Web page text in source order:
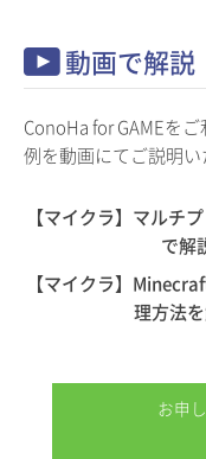
動画で解説
ConoHa for GAMEを
例を動画にてご説明い
【マイクラ】マルチ
で解
【マイクラ】
理方法
お申